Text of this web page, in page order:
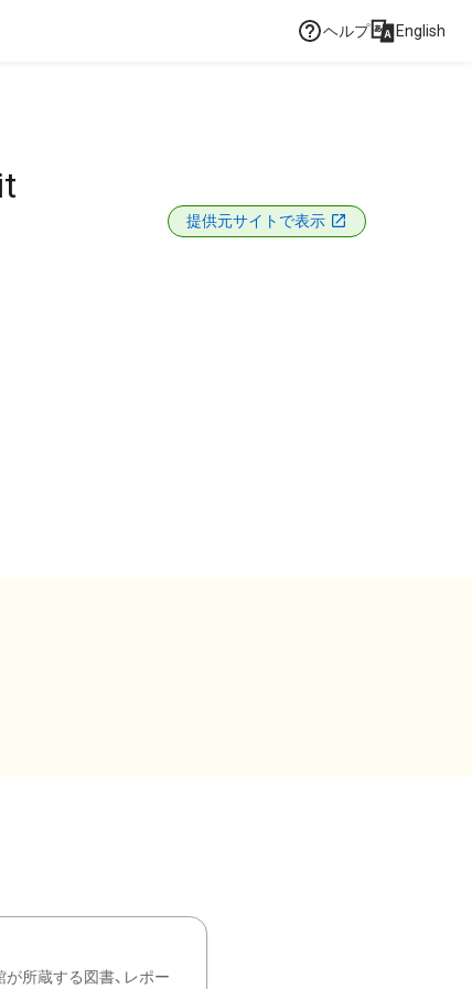
ヘルプ English
提供元サイトで表示
所蔵する図書、レポー